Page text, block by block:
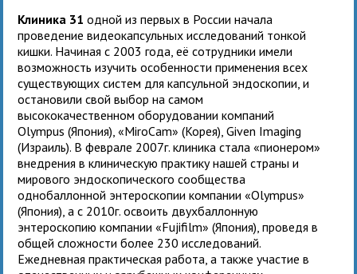
Клиника 31одной из первых в России начала
проведение видеокапсульных исследований тонкой
кишки. Начиная с 2003 года, её сотрудники имели
возможность изучить особенности применения всех
существующих систем для капсульной эндоскопии, и
остановили свой выбор на самом
высококачественном оборудовании компаний
Olympus (Япония), «MiroCam» (Корея), Given Imaging
(Израиль). В феврале 2007г. клиника стала «пионером»
внедрения в клиническую практику нашей страны и
мирового эндоскопического сообщества
однобаллонной энтероскопии компании «Olympus»
(Япония), а с 2010г. освоить двухбаллонную
энтероскопию компании «Fujifilm» (Япония), проведя в
общей сложности более 230 исследований.
Ежедневная практическая работа, а также участие в